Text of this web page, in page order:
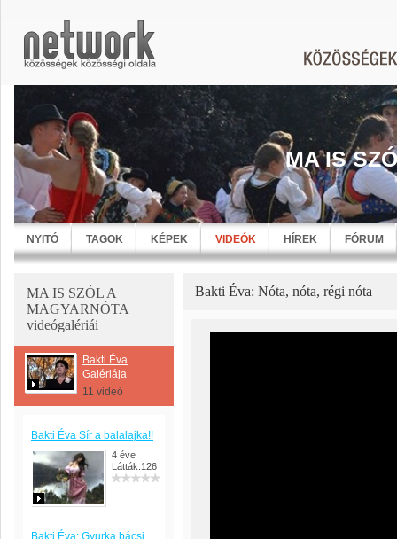
MA IS
NYITÓ TAGOK KÉPEK VIDEÓK HÍREK FÓRUM
MA IS SZÓL A
MAGYARNÓTA
videógalériái
Bakti Éva
Galériája
11 videó
Bakti Éva Sír a balalajka!!
4 éve
Látták:126
Bakti Éva: Gyurka bácsi,
Bakti Éva: Nóta, nóta, régi nóta